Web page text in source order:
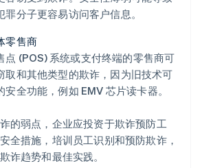
分子更容易访问客户信息。
零售商
点 (POS) 系统或支付终端的零售商可
取和其他类型的欺诈，因为旧技术可
全功能，例如 EMV 芯片读卡器。
的弱点，企业应投资于欺诈预防工
全措施，培训员工识别和预防欺诈，
诈趋势和最佳实践。